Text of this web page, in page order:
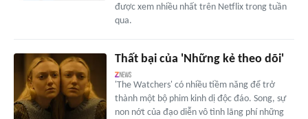
được xem nhiều nhất trên Netflix trong tuần
qua.
Thất bại của 'Những kẻ theo dõi'
'The Watchers' có nhiều tiềm năng để trở
thành một bộ phim kinh dị độc đáo. Song, sự
non nớt của đạo diễn vô tình lãng phí những